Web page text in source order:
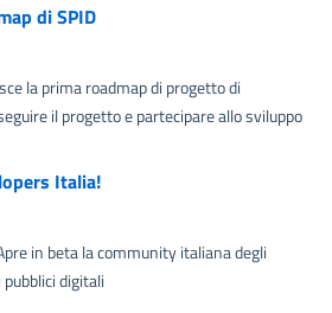
di SPID
la prima roadmap di progetto di
il progetto e partecipare allo sviluppo
Italia!
in beta la community italiana degli
digitali